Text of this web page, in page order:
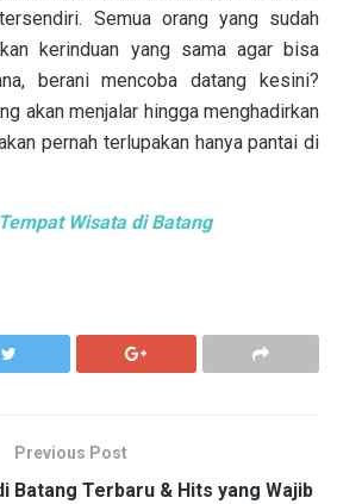
Semua orang yang sudah
kerinduan yang sama agar bisa
berani mencoba datang kesini?
akan menjalar hingga menghadirkan
pernah terlupakan hanya pantai di
Wisata di Batang
Previous Post
Batang Terbaru & Hits yang Wajib